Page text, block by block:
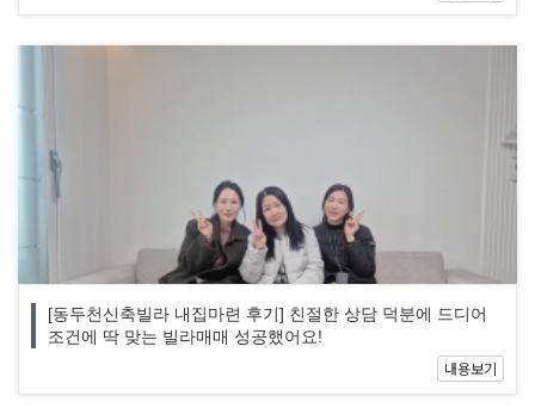
[동두천신축빌라 내집마련 후기] 친절한 상담 덕분에 드디어
조건에 딱 맞는 빌라매매 성공했어요!
내용보기